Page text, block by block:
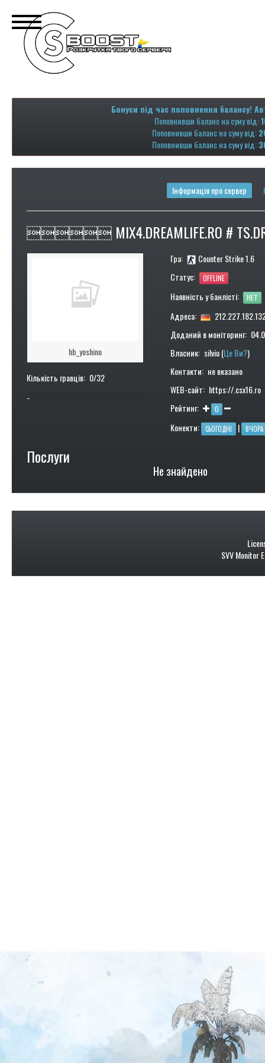
Бонуси під час поповнення балансу!
Поповнивши баланс на суму від:
Поповнивши баланс на суму від:
Поповнивши баланс на суму від:
Інформація про сервер
 MIX4.DREAMLIFE.RO #
hb_yoshino
Кількість гравців: 0/32
~
Гра:
Counter Strike 1.6
Статус: OFFLINE
Наявність у банлісті: НЕТ
Адреса:
Доданий в моніторинг:
Власник: silviu (Це Ви?)
Контакти: не вказано
WEB-сайт: https://.csx16.ro
Рейтинг:
0
Конекти: СЬОГОДНІ | ВЧОРА
Послуги
Не знайдено
SVV Monitor